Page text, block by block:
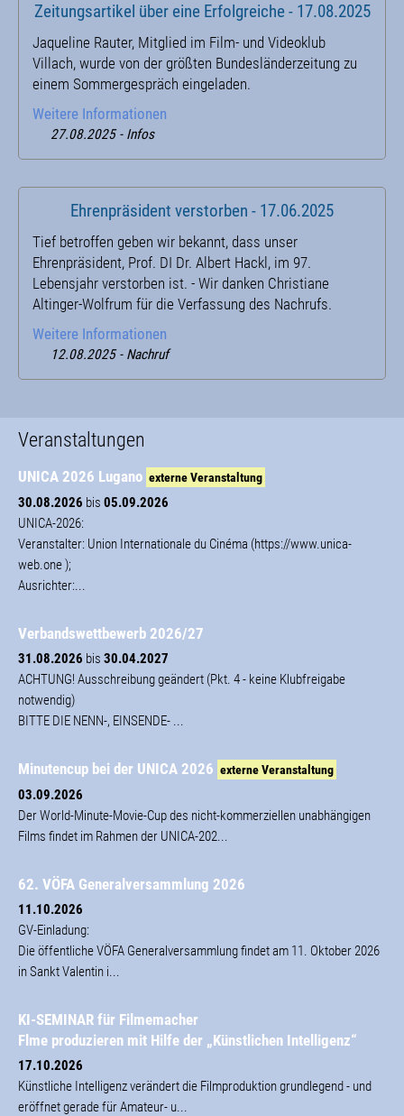
Zeitungsartikel über eine Erfolgreiche - 17.08.2025
Jaqueline Rauter, Mitglied im Film- und Videoklub
Villach, wurde von der größten Bundesländerzeitung zu
einem Sommergespräch eingeladen.
Weitere Informationen
27.08.2025 - Infos
Ehrenpräsident verstorben - 17.06.2025
Tief betroffen geben wir bekannt, dass unser
Ehrenpräsident, Prof. DI Dr. Albert Hackl, im 97.
Lebensjahr verstorben ist. - Wir danken Christiane
Altinger-Wolfrum für die Verfassung des Nachrufs.
Weitere Informationen
12.08.2025 - Nachruf
Veranstaltungen
UNICA 2026 Lugano externe Veranstaltung
30.08.2026 bis 05.09.2026
UNICA-2026:
Veranstalter: Union Internationale du Cinéma (https://www.unica-
web.one );
Ausrichter:...
Verbandswettbewerb 2026/27
31.08.2026 bis 30.04.2027
ACHTUNG! Ausschreibung geändert (Pkt. 4 - keine Klubfreigabe
notwendig)
BITTE DIE NENN-, EINSENDE- ...
Minutencup bei der UNICA 2026 externe Veranstaltung
03.09.2026
Der World-Minute-Movie-Cup des nicht-kommerziellen unabhängigen
Films findet im Rahmen der UNICA-202...
62. VÖFA Generalversammlung 2026
11.10.2026
GV-Einladung:
Die öffentliche VÖFA Generalversammlung findet am 11. Oktober 2026
in Sankt Valentin i...
KI-SEMINAR für Filmemacher
Flme produzieren mit Hilfe der „Künstlichen Intelligenz“
17.10.2026
Künstliche Intelligenz verändert die Filmproduktion grundlegend - und
eröffnet gerade für Amateur- u...